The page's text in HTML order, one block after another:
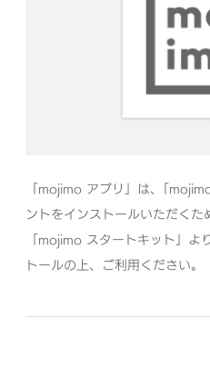
「mojimo アプリ」は、「
ントをインストールいただくた
「mojimo スタートキット」
トールの上、ご利用ください。